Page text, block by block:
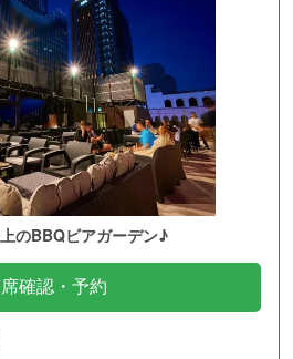
のBBQビアガーデン♪
確認・予約